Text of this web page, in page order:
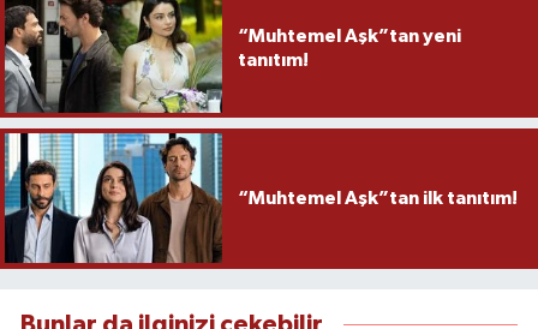
“Muhtemel Aşk”tan yeni
tanıtım!
“Muhtemel Aşk”tan ilk tanıtım!